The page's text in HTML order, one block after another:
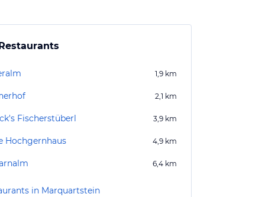
1,9 km
2,1 km
Fischerstüberl 3,9 km
Hochgernhaus 4,9 km
6,4 km
in Marquartstein